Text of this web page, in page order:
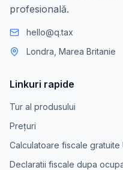
profesională.
hello@q.tax
Londra, Marea Britanie
Linkuri rapide
Tur al produsului
Prețuri
Calculatoare fiscale gratuite
Declaratii fiscale dupa